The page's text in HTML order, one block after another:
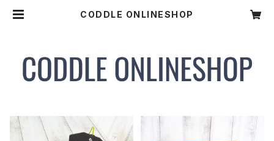
CODDLE ONLINESHOP